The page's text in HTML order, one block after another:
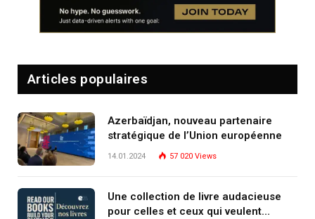
Articles populaires
Azerbaïdjan, nouveau partenaire
stratégique de l’Union européenne
14.01.2024 57 020 Views
Une collection de livre audacieuse
pour celles et ceux qui veulent